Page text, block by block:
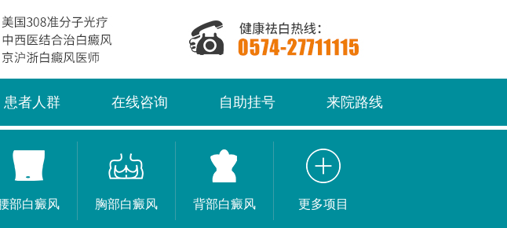
患者人群 在线咨询 自助挂号 来院路线
部白癜风 胸部白癜风 背部白癜风 更多项目